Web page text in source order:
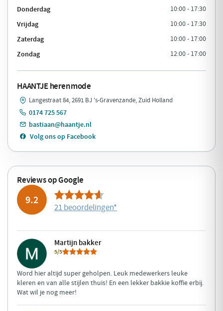
Donderdag 10:00 - 17:30
Vrijdag 10:00 - 17:30
Zaterdag 10:00 - 17:00
Zondag 12:00 - 17:00
HAANTJE herenmode
Langestraat 84, 2691 BJ 's-Gravenzande, Zuid Holland
0174 725 567
bastiaan@haantje.nl
Volg ons op Facebook
Reviews op Google
9.2
21 beoordelingen*
Martijn bakker
5/5
Word hier altijd super geholpen. Leuk medewerkers leuke
kleren en van alle stijlen thuis! En een lekker bakkie koffie erbij.
Wat wil je nog meer!